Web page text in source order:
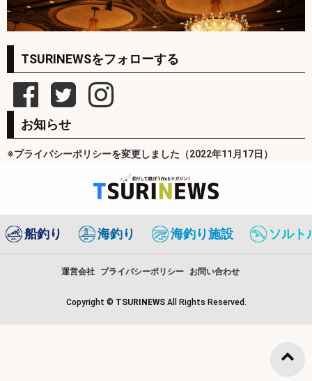
TSURINEWSをフォローする
お知らせ
※プライバシーポリシーを変更しました（2022年11月17日）
船釣り 海釣り 海釣り施設 ソルト
運営会社 プライバシーポリシー お問い合わせ
Copyright © TSURINEWS All Rights Reserved.